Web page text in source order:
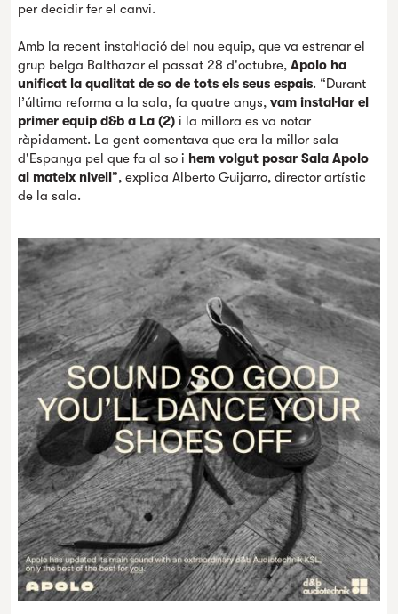
per decidir fer el canvi.
Amb la recent instal·lació del nou equip, que va estrenar el
grup belga Balthazar el passat 28 d'octubre, Apolo ha
unificat la qualitat de so de tots els seus espais. “Durant
l’última reforma a la sala, fa quatre anys, vam instal·lar el
primer equip d&b a La (2) i la millora es va notar
ràpidament. La gent comentava que era la millor sala
d'Espanya pel que fa al so i hem volgut posar Sala Apolo
al mateix nivell”, explica Alberto Guijarro, director artístic
de la sala.